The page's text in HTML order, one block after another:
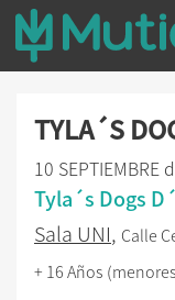
TYLA´S
10 SEPTIEMBRE
Tyla´s Dogs
Sala UNI, Calle
+ 16 Años